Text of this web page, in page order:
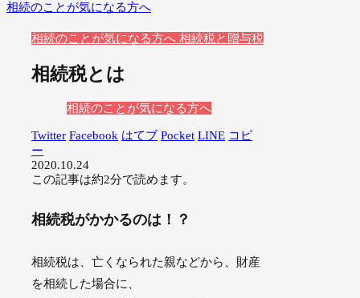
相続のことが気になる方へ
相続のことが気になる方へ 相続税と贈与税
相続税とは
相続のことが気になる方へ
Twitter Facebook はてブ Pocket LINE コピ
ー
2020.10.24
この記事は約2分で読めます。
相続税がかかるのは！？
相続税は、亡くなられた親などから、財産
を相続した場合に、